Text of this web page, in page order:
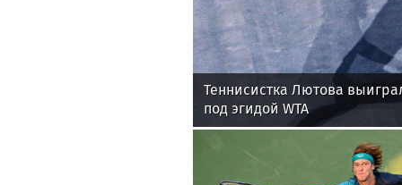
Теннисистка Лютова
под эгидой WTA